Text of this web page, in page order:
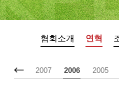
협회소개 연혁
2005
2006
2007
2008